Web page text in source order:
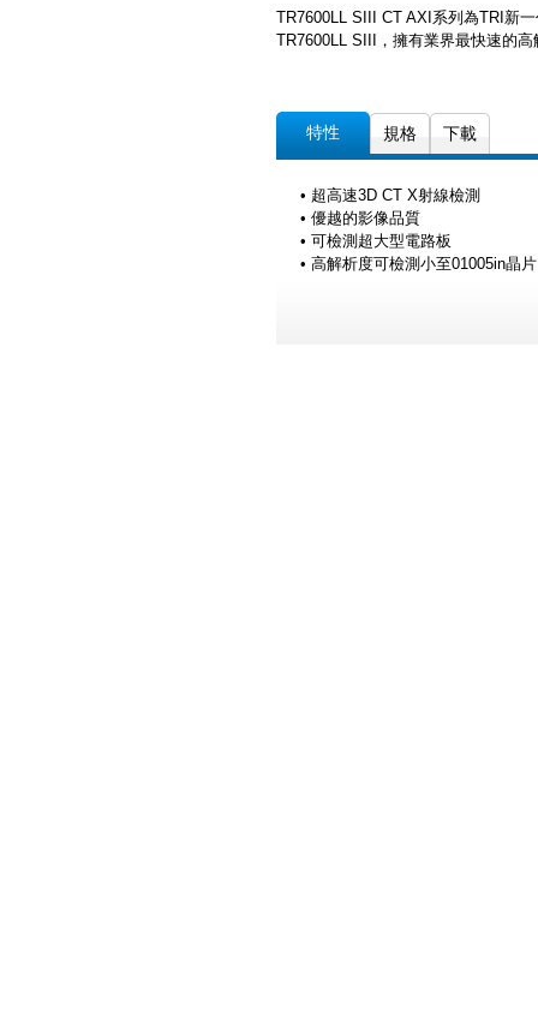
TR7600LL SIII CT AXI系列為TRI新
TR7600LL SIII，擁有業界最快速的
特性 規格 下載
• 超高速3D CT X射線檢測
• 優越的影像品質
• 可檢測超大型電路板
• 高解析度可檢測小至01005in晶片